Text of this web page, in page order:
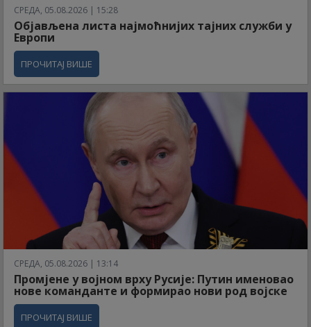
СРЕДА, 05.08.2026 | 15:28
Објављена листа најмоћнијих тајних служби у
Европи
ПРОЧИТАЈ ВИШЕ
СРЕДА, 05.08.2026 | 13:14
Промјене у војном врху Русије: Путин именовао
нове команданте и формирао нови род војске
ПРОЧИТАЈ ВИШЕ